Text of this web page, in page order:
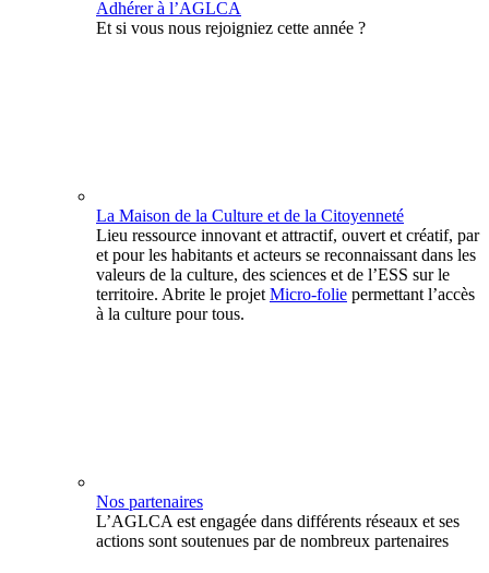
Adhérer à l’AGLCA
Et si vous nous rejoigniez cette année ?
La Maison de la Culture et de la Citoyenneté
Lieu ressource innovant et attractif, ouvert et créatif, par
et pour les habitants et acteurs se reconnaissant dans les
valeurs de la culture, des sciences et de l’ESS sur le
territoire. Abrite le projet Micro-folie permettant l’accès
à la culture pour tous.
Nos partenaires
L’AGLCA est engagée dans différents réseaux et ses
actions sont soutenues par de nombreux partenaires